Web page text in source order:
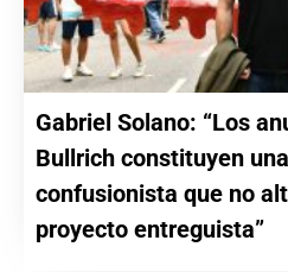
Gabriel Solano: “Los
Bullrich constituyen
confusionista que no
proyecto entreguista”